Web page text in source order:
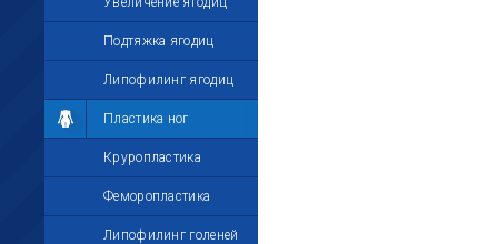
Подтяжка ягодиц
Липофилинг ягодиц
Пластика ног
Круропластика
Феморопластика
Липофилинг голеней